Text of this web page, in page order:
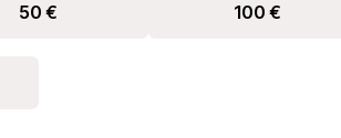
50 € 100 €